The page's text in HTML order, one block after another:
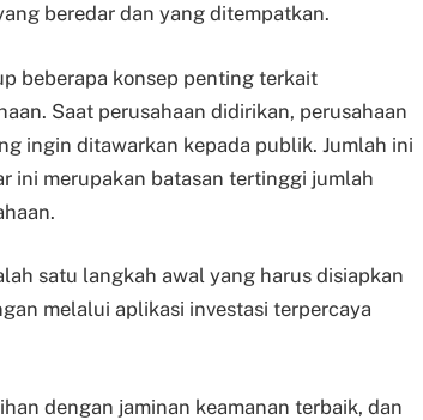
beredar dan yang ditempatkan.
beberapa konsep penting terkait
Saat perusahaan didirikan, perusahaan
ingin ditawarkan kepada publik. Jumlah ini
ini merupakan batasan tertinggi jumlah
satu langkah awal yang harus disiapkan
melalui aplikasi investasi terpercaya
dengan jaminan keamanan terbaik, dan